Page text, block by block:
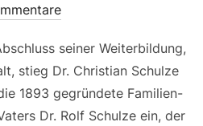
seiner Weiterbildung,
stieg Dr. Christian Schulze
1893 gegründete Familien-
Dr. Rolf Schulze ein, der